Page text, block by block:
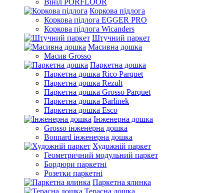
Вініл PORFLOOR
Коркова підлога
Коркова підлога EGGER PRO
Коркова підлога Wicanders
Штучний паркет
Масивна дошка
Масив Grosso
Паркетна дошка
Паркетна дошка Rico Parquet
Паркетна дошка Rezult
Паркетна дошка Grosso Parquet
Паркетна дошка Barlinek
Паркетна дошка Esco
Інженерна дошка
Grosso інженерна дошка
Bonnard інженерна дошка
Художній паркет
Геометричний модульний паркет
Бордюри паркетні
Розетки паркетні
Паркетна ялинка
Терасна дошка